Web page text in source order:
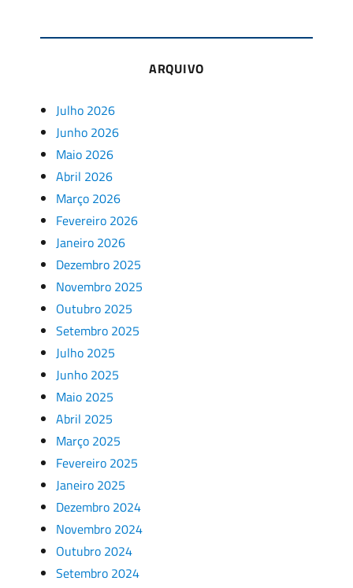
ARQUIVO
Julho 2026
Junho 2026
Maio 2026
Abril 2026
Março 2026
Fevereiro 2026
Janeiro 2026
Dezembro 2025
Novembro 2025
Outubro 2025
Setembro 2025
Julho 2025
Junho 2025
Maio 2025
Abril 2025
Março 2025
Fevereiro 2025
Janeiro 2025
Dezembro 2024
Novembro 2024
Outubro 2024
Setembro 2024